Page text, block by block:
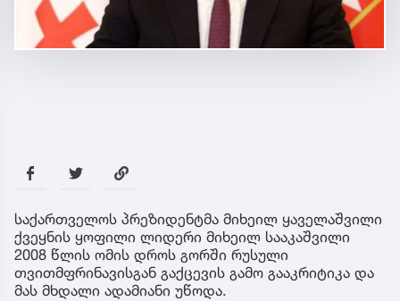
საქართველოს პრეზიდენტმა მიხეილ ყაველაშვილი
ქვეყნის ყოფილი ლიდერი მიხეილ სააკაშვილი
2008 წლის ომის დროს გორში რუსული
თვითმფრინავისგან გაქცევის გამო გააკრიტიკა და
მას მხდალი ადამიანი უწოდა.